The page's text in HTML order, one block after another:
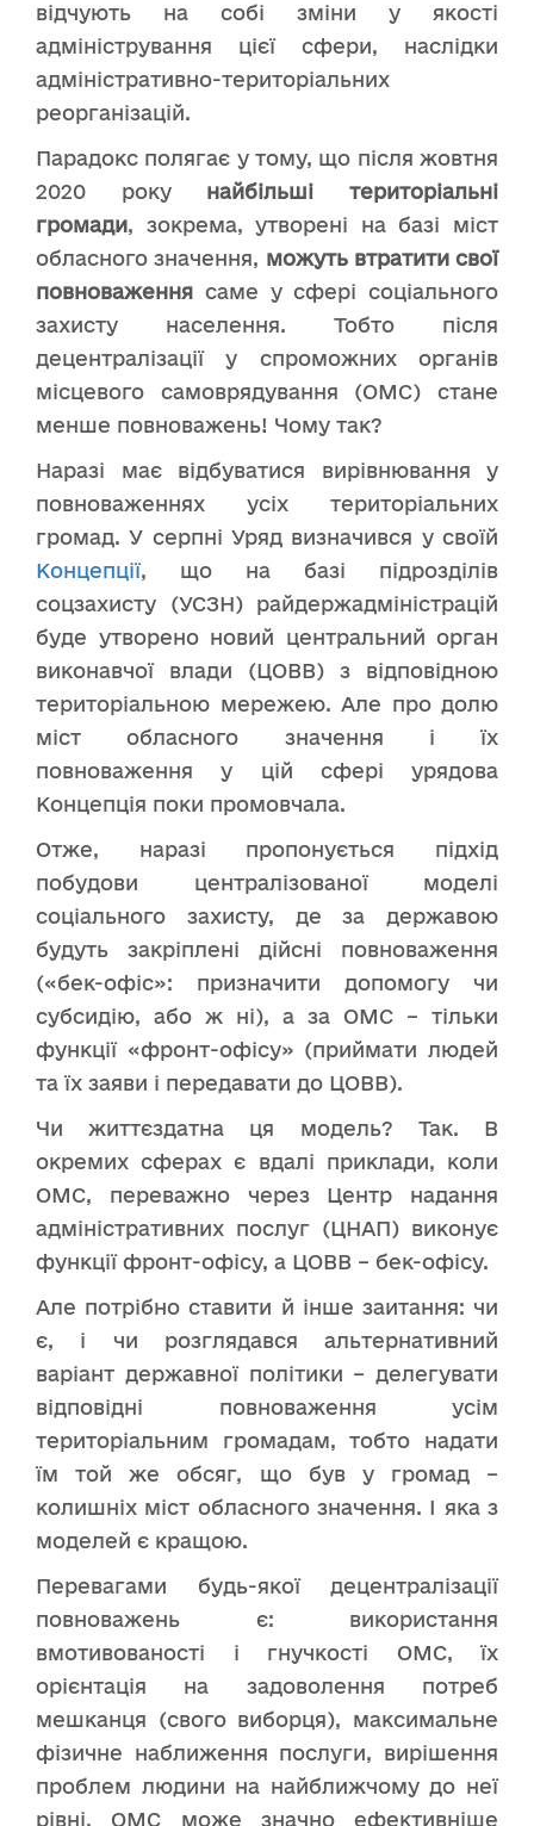
відчують на собі зміни у якості
адміністрування цієї сфери, наслідки
адміністративно-територіальних
реорганізацій.
Парадокс полягає у тому, що після жовтня
2020 року найбільші територіальні
громади, зокрема, утворені на базі міст
обласного значення, можуть втратити свої
повноваження саме у сфері соціального
захисту населення. Тобто після
децентралізації у спроможних органів
місцевого самоврядування (ОМС) стане
менше повноважень! Чому так?
Наразі має відбуватися вирівнювання у
повноваженнях усіх територіальних
громад. У серпні Уряд визначився у своїй
Концепції, що на базі підрозділів
соцзахисту (УСЗН) райдержадміністрацій
буде утворено новий центральний орган
виконавчої влади (ЦОВВ) з відповідною
територіальною мережею. Але про долю
міст обласного значення і їх
повноваження у цій сфері урядова
Концепція поки промовчала.
Отже, наразі пропонується підхід
побудови централізованої моделі
соціального захисту, де за державою
будуть закріплені дійсні повноваження
(«бек-офіс»: призначити допомогу чи
субсидію, або ж ні), а за ОМС – тільки
функції «фронт-офісу» (приймати людей
та їх заяви і передавати до ЦОВВ).
Чи життєздатна ця модель? Так. В
окремих сферах є вдалі приклади, коли
ОМС, переважно через Центр надання
адміністративних послуг (ЦНАП) виконує
функції фронт-офісу, а ЦОВВ – бек-офісу.
Але потрібно ставити й інше заитання: чи
є, і чи розглядався альтернативний
варіант державної політики – делегувати
відповідні повноваження усім
територіальним громадам, тобто надати
їм той же обсяг, що був у громад –
колишніх міст обласного значення. І яка з
моделей є кращою.
Перевагами будь-якої децентралізації
повноважень є: використання
вмотивованості і гнучкості ОМС, їх
орієнтація на задоволення потреб
мешканця (свого виборця), максимальне
фізичне наближення послуги, вирішення
проблем людини на найближчому до неї
рівні. ОМС може значно ефективніше